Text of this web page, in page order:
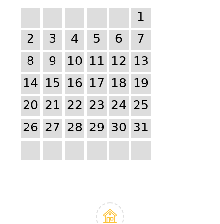
1
2
3 4 5 6
7
8
9 10 11 12 13
14 15 16 17 18 19
20 21 22 23 24 25
26 27 28 29 30 31